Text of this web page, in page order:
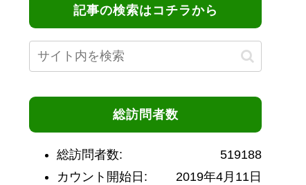
記事の検索はコチラから
総訪問者数
519188
総訪問者数:
2019年4月11日
カウント開始日: